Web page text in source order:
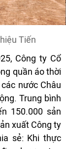
Tiến
Công ty Cổ
quần áo thời
nước Châu
Trung bình
150.000 sản
xuất Công ty
sẻ: Khi thực